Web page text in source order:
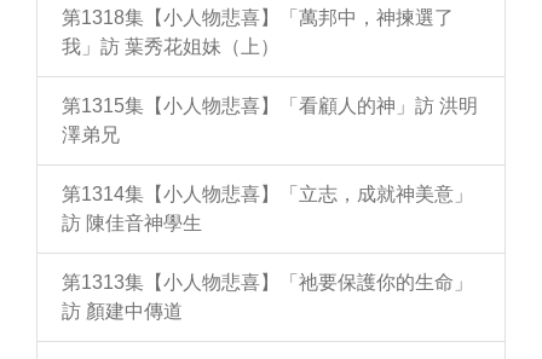
第1318集【小人物悲喜】「萬邦中，神揀選了
我」訪 葉秀花姐妹（上）
第1315集【小人物悲喜】「看顧人的神」訪 洪明
澤弟兄
第1314集【小人物悲喜】「立志，成就神美意」
訪 陳佳音神學生
第1313集【小人物悲喜】「祂要保護你的生命」
訪 顏建中傳道